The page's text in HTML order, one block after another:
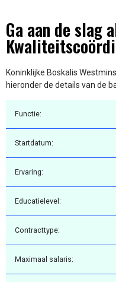
Ga aan de slag
Koninklijke Boskalis
hieronder de details van de
Functie:
Startdatum:
Ervaring:
Educatielevel:
Contracttype:
Maximaal salaris: